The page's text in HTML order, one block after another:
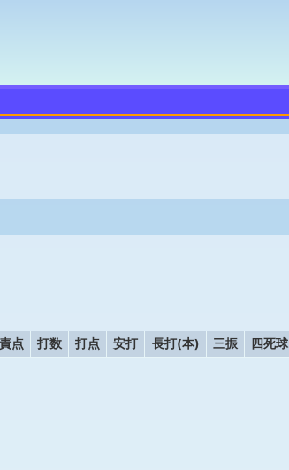
点 打数 打点 安打 長打(本) 三振 四死球